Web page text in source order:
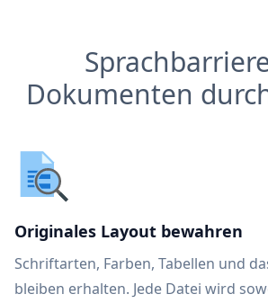
Dokumenten
Originales Layout bewahren
Schriftarten, Farben, Tabellen und
bleiben erhalten. Jede Datei wird